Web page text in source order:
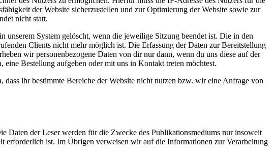
der Website sicherzustellen und zur Optimierung der Website sowie zur
nicht statt.
System gelöscht, wenn die jeweilige Sitzung beendet ist. Die in den
Clients nicht mehr möglich ist. Die Erfassung der Daten zur Bereitstellung
wir personenbezogene Daten von dir nur dann, wenn du uns diese auf der
Bestellung aufgeben oder mit uns in Kontakt treten möchtest.
dass ihr bestimmte Bereiche der Website nicht nutzen bzw. wir eine Anfrage von
der Leser werden für die Zwecke des Publikationsmediums nur insoweit
erforderlich ist. Im Übrigen verweisen wir auf die Informationen zur Verarbeitung